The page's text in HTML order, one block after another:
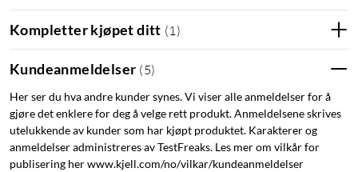
Varsler, pushvarsler og dørklokkefunksjon.
Kompatibel med taleassistenter.
1Yale ConnectX Wi-Fi Bridge kreves for enheter uten
innebygd wifi. Se(66154).
Lås og lås opp enklere og raskere
Opplev friheten ved å slippe nøkler og brikker. Med Yale Smart
Kompletter kjøpet ditt (1 )
Kundeanmeldelser (5)
Her ser du hva andre kunder synes. Vi viser alle anmeldelser for å
gjøre det enklere for deg å velge rett produkt. Anmeldelsene skrives
utelukkende av kunder som har kjøpt produktet. Karakterer og
anmeldelser administreres av TestFreaks. Les mer om vilkår for
publisering her www.kjell.com/no/vilkar/kundeanmeldelser